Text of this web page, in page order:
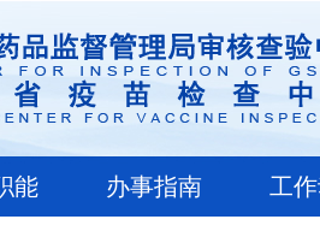
能 办事指南 工